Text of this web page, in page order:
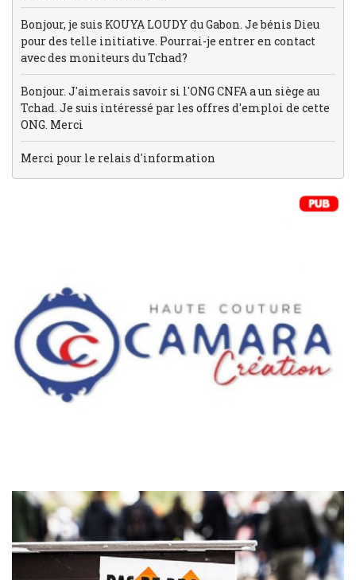
Bonjour, je suis KOUYA LOUDY du Gabon. Je bénis Dieu
pour des telle initiative. Pourrai-je entrer en contact
avec des moniteurs du Tchad?
Bonjour. J'aimerais savoir si l'ONG CNFA a un siège au
Tchad. Je suis intéressé par les offres d'emploi de cette
ONG. Merci
Merci pour le relais d'information